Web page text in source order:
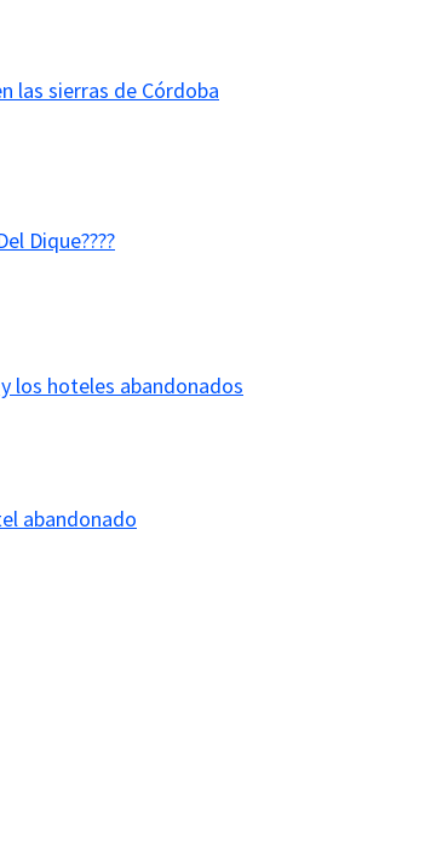
las sierras de Córdoba
Dique????
los hoteles abandonados
abandonado